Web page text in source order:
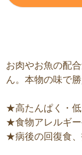
お肉やお魚の配
ん。本物の味で勝
★高たんぱく・
★食物アレルギ
★病後の回復食